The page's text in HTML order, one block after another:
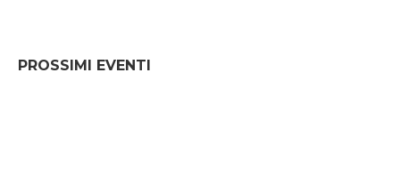
PROSSIMI EVENTI